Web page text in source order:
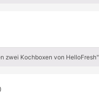
zwei Kochboxen von HelloFresh"